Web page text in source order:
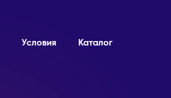
Условия Каталог